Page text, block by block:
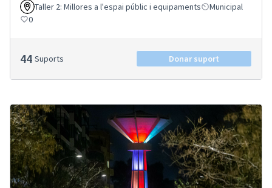
Taller 2: Millores a l'espai públic i equipaments
Municipal
0
44 Suports Donar suport